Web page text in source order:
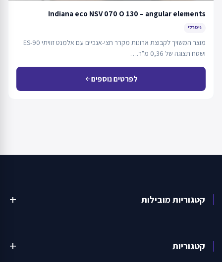
Indiana eco NSV 070 O 130 – angular elements
ניטרלי
מוצר המשויך לקבוצת ארונות מקרר חצי-אנכיים עם אלמנט זוויתי ES-90
ושטח תצוגה של 0,36 מ"ר.…
לפרטים נוספיםarrow_back
קטגוריות מובילות add
קטגוריות add